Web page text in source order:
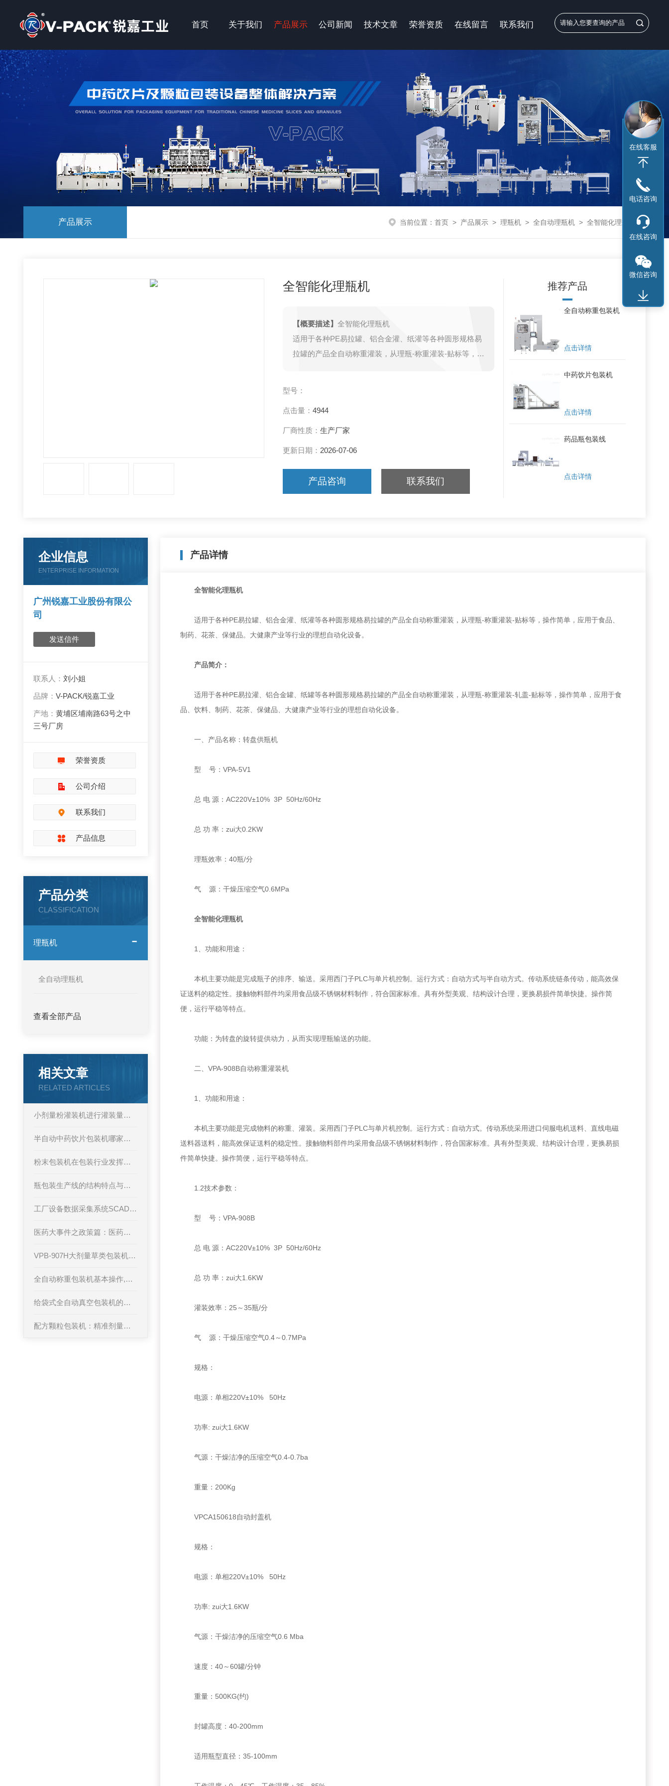
首页 关于我们 产品展示 公司新闻 技术文章 荣誉资质 在线留言 联系我们
产品展示 当前位置： 首页> 产品展示> 理瓶机> 全自动理瓶机> 全智能化理瓶机
全智能化理瓶机
【概要描述】 全智能化理瓶机
适用于各种PE易拉罐、铝合金灌、纸灌等各种圆形规格易
拉罐的产品全自动称重灌装，从理瓶-称重灌装-贴标等，操
型号：
点击量： 4944
厂商性质： 生产厂家
更新日期： 2026-07-06
产品咨询 联系我们
推荐产品
全自动称重包装机
点击详情
中药饮片包装机
点击详情
药品瓶包装线
点击详情
产品详情
全智能化理瓶机
适用于各种PE易拉罐、铝合金灌、纸灌等各种圆形规格易拉罐的产品全自动称重灌装，从理瓶-称重灌装-贴标等，操作简单，应用于食品、
制药、花茶、保健品。大健康产业等行业的理想自动化设备。
产品简介：
适用于各种PE易拉灌、铝合金罐、纸罐等各种圆形规格易拉罐的产品全自动称重灌装，从理瓶-称重灌装-轧盖-贴标等，操作简单，应用于食
品、饮料、制药、花茶、保健品、大健康产业等行业的理想自动化设备。
一、产品名称：转盘供瓶机
型 号：VPA-5V1
总 电 源：AC220V±10% 3P 50Hz/60Hz
总 功 率：zui大0.2KW
理瓶效率：40瓶/分
气 源：干燥压缩空气0.6MPa
全智能化理瓶机
1、功能和用途：
本机主要功能是完成瓶子的排序、输送。采用西门子PLC与单片机控制。运行方式：自动方式与半自动方式。传动系统链条传动，能高效保
证送料的稳定性。接触物料部件均采用食品级不锈钢材料制作，符合国家标准。具有外型美观、结构设计合理，更换易损件简单快捷。操作简
便，运行平稳等特点。
功能：为转盘的旋转提供动力，从而实现理瓶输送的功能。
二、VPA-908B自动称重灌装机
1、功能和用途：
本机主要功能是完成物料的称重、灌装。采用西门子PLC与单片机控制。运行方式：自动方式。传动系统采用进口伺服电机送料、直线电磁
送料器送料，能高效保证送料的稳定性。接触物料部件均采用食品级不锈钢材料制作，符合国家标准。具有外型美观、结构设计合理，更换易损
件简单快捷。操作简便，运行平稳等特点。
1.2技术参数：
型 号：VPA-908B
总 电 源：AC220V±10% 3P 50Hz/60Hz
总 功 率：zui大1.6KW
灌装效率：25～35瓶/分
气 源：干燥压缩空气0.4～0.7MPa
规格：
电源：单相220V±10% 50Hz
功率: zui大1.6KW
气源：干燥洁净的压缩空气0.4-0.7ba
重量：200Kg
VPCA150618自动封盖机
规格：
电源：单相220V±10% 50Hz
功率: zui大1.6KW
气源：干燥洁净的压缩空气0.6 Mba
速度：40～60罐/分钟
重量：500KG(约)
封罐高度：40-200mm
适用瓶型直径：35-100mm
企业信息
ENTERPRISE INFORMATION
广州锐嘉工业股份有限公
司
发送信件
联系人：刘小姐
品牌：V-PACK/锐嘉工业
产地：黄埔区埔南路63号之中
三号厂房
荣誉资质
公司介绍
联系我们
产品信息
产品分类
CLASSIFICATION
理瓶机
全自动理瓶机
查看全部产品
相关文章
RELATED ARTICLES
小剂量粉灌装机进行灌装量调试的步骤流程
半自动中药饮片包装机哪家产品好？
粉末包装机在包装行业发挥较大的包装价值
瓶包装生产线的结构特点与美学布局设计
工厂设备数据采集系统SCADA软件监控系统解决方案
医药大事件之政策篇：医药产业将遇大变局
VPB-907H大剂量草类包装机的工艺流程解析
全自动称重包装机基本操作,新手快速成长的秘诀！
给袋式全自动真空包装机的性能特点及原理
配方颗粒包装机：精准剂量的守护者
在线客服
电话咨询
在线咨询
微信咨询